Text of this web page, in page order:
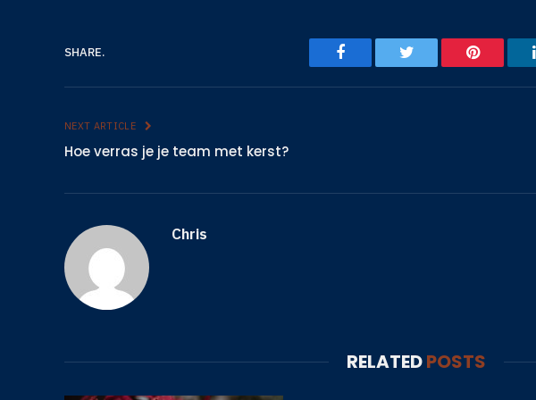
SHARE. Facebook Twitter Pinterest
NEXT ARTICLE
Hoe verras je je team met kerst?
Chris
RELATEDPOSTS